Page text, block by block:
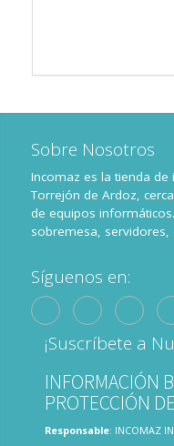
Sobre Nosotros
Incomaz es la tienda
Torrejón de Ardoz,
de equipos
sobremesa, servidores,
Síguenos en:
¡Suscríbete a
INFORMACIÓN
PROTECCIÓN
Responsable: INCOMAZ